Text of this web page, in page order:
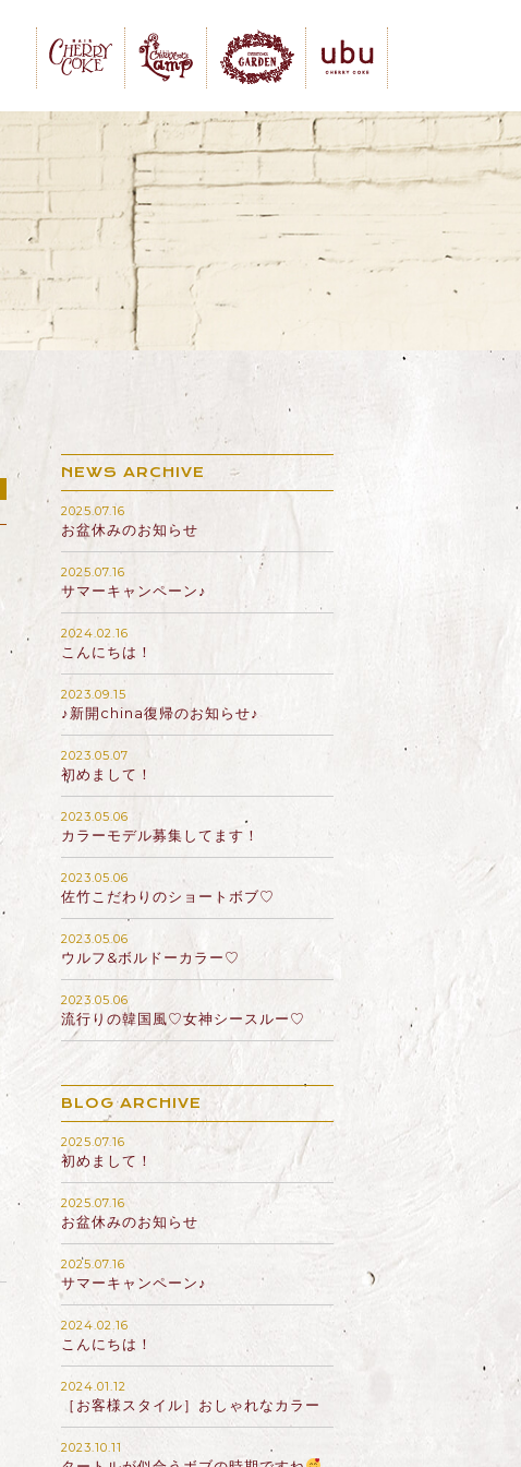
NEWS ARCHIVE
2025.07.16
お盆休みのお知らせ
2025.07.16
サマーキャンペーン♪
2024.02.16
こんにちは！
2023.09.15
♪新開china復帰のお知らせ♪
2023.05.07
初めまして！
2023.05.06
カラーモデル募集してます！
2023.05.06
佐竹こだわりのショートボブ♡
2023.05.06
ウルフ&ボルドーカラー♡
2023.05.06
流行りの韓国風♡女神シースルー♡
BLOG ARCHIVE
2025.07.16
初めまして！
2025.07.16
お盆休みのお知らせ
2025.07.16
サマーキャンペーン♪
2024.02.16
こんにちは！
2024.01.12
［お客様スタイル］おしゃれなカラー
2023.10.11